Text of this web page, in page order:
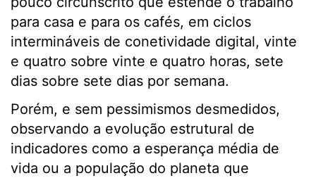
para casa e para os cafés, em ciclos
intermináveis de conetividade digital, vinte
e quatro sobre vinte e quatro horas, sete
dias sobre sete dias por semana.
Porém, e sem pessimismos desmedidos,
observando a evolução estrutural de
indicadores como a esperança média de
vida ou a população do planeta que